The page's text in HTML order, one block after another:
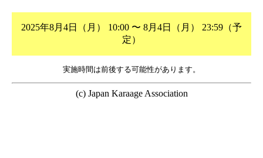
2025年8月4日（月） 10:00 〜 8月4日（月） 23:59（予
定）
実施時間は前後する可能性があります。
(c) Japan Karaage Association